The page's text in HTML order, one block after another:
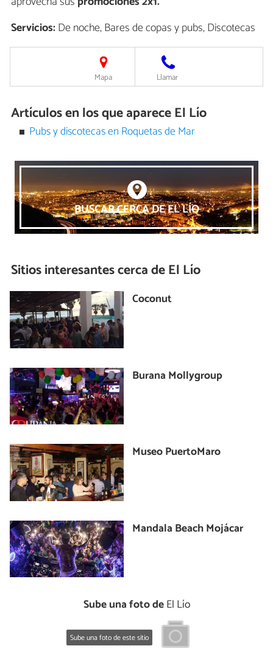
Servicios:De noche, Bares de copas y pubs, Discotecas
Mapa Llamar
Artículos en los que aparece El Lío
Pubs y discotecas en Roquetas de Mar
BUSCAR CERCA DE EL LÍO
Sitios interesantes cerca deEl Lío
Coconut
Burana Mollygroup
Museo PuertoMaro
Mandala Beach Mojácar
Sube una foto deEl Lío
Sube una foto de este sitio